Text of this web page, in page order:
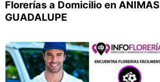
Florerías a Domicilio en ANIMAS
GUADALUPE